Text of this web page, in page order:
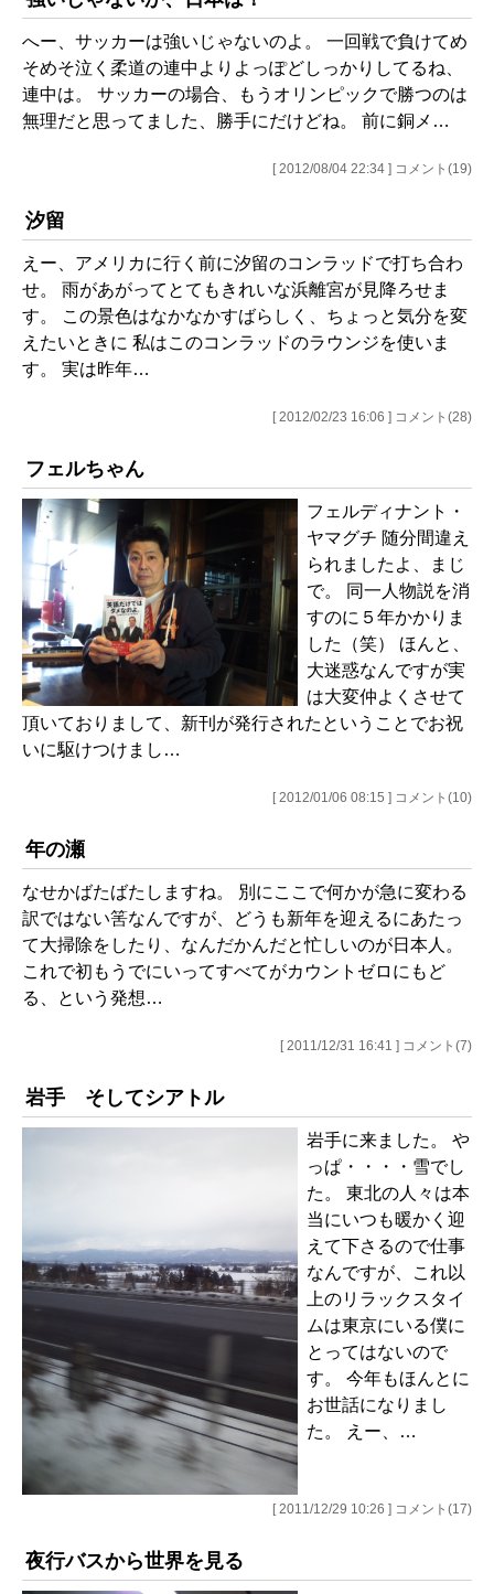
へー、サッカーは強いじゃないのよ。 一回戦で負けてめ
そめそ泣く柔道の連中よりよっぽどしっかりしてるね、
連中は。 サッカーの場合、もうオリンピックで勝つのは
無理だと思ってました、勝手にだけどね。 前に銅メ…
[ 2012/08/04 22:34 ] コメント(19)
汐留
えー、アメリカに行く前に汐留のコンラッドで打ち合わ
せ。 雨があがってとてもきれいな浜離宮が見降ろせま
す。 この景色はなかなかすばらしく、ちょっと気分を変
えたいときに 私はこのコンラッドのラウンジを使いま
す。 実は昨年…
[ 2012/02/23 16:06 ] コメント(28)
フェルちゃん
フェルディナント・
ヤマグチ 随分間違え
られましたよ、まじ
で。 同一人物説を消
すのに５年かかりま
した（笑） ほんと、
大迷惑なんですが実
は大変仲よくさせて
頂いておりまして、新刊が発行されたということでお祝
いに駆けつけまし…
[ 2012/01/06 08:15 ] コメント(10)
年の瀬
なせかばたばたしますね。 別にここで何かが急に変わる
訳ではない筈なんですが、どうも新年を迎えるにあたっ
て大掃除をしたり、なんだかんだと忙しいのが日本人。
これで初もうでにいってすべてがカウントゼロにもど
る、という発想…
[ 2011/12/31 16:41 ] コメント(7)
岩手 そしてシアトル
岩手に来ました。 や
っぱ・・・・雪でし
た。 東北の人々は本
当にいつも暖かく迎
えて下さるので仕事
なんですが、これ以
上のリラックスタイ
ムは東京にいる僕に
とってはないので
す。 今年もほんとに
お世話になりまし
た。 えー、…
[ 2011/12/29 10:26 ] コメント(17)
夜行バスから世界を見る